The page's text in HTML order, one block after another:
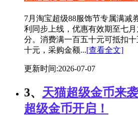
7月淘宝超级88服饰节专属满减
利同步上线，优惠有效期至七
分。消费满一百五十元可抵扣
十元，采购金额...[查看全文]
更新时间:2026-07-07
3、 天猫超级金币来
超级金币开启！